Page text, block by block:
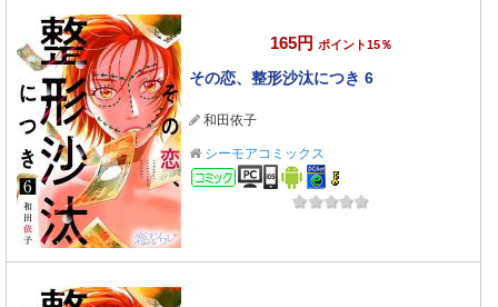
165円 ポイント15％
その恋、整形沙汰につき 6
和田依子
シーモアコミックス
コミック